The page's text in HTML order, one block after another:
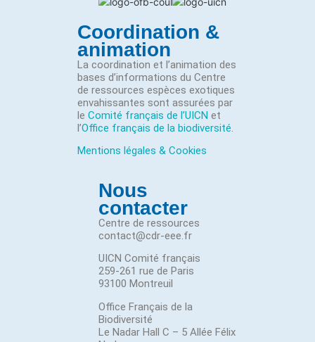
Coordination &
animation
La coordination et l’animation des
bases d’informations du Centre
de ressources espèces exotiques
envahissantes sont assurées par
le Comité français de l’UICN et
l’Office français de la biodiversité.
Mentions légales & Cookies
Nous
contacter
Centre de ressources
contact@cdr-eee.fr
UICN Comité français
259-261 rue de Paris
93100 Montreuil
Office Français de la
Biodiversité
Le Nadar Hall C – 5 Allée Félix